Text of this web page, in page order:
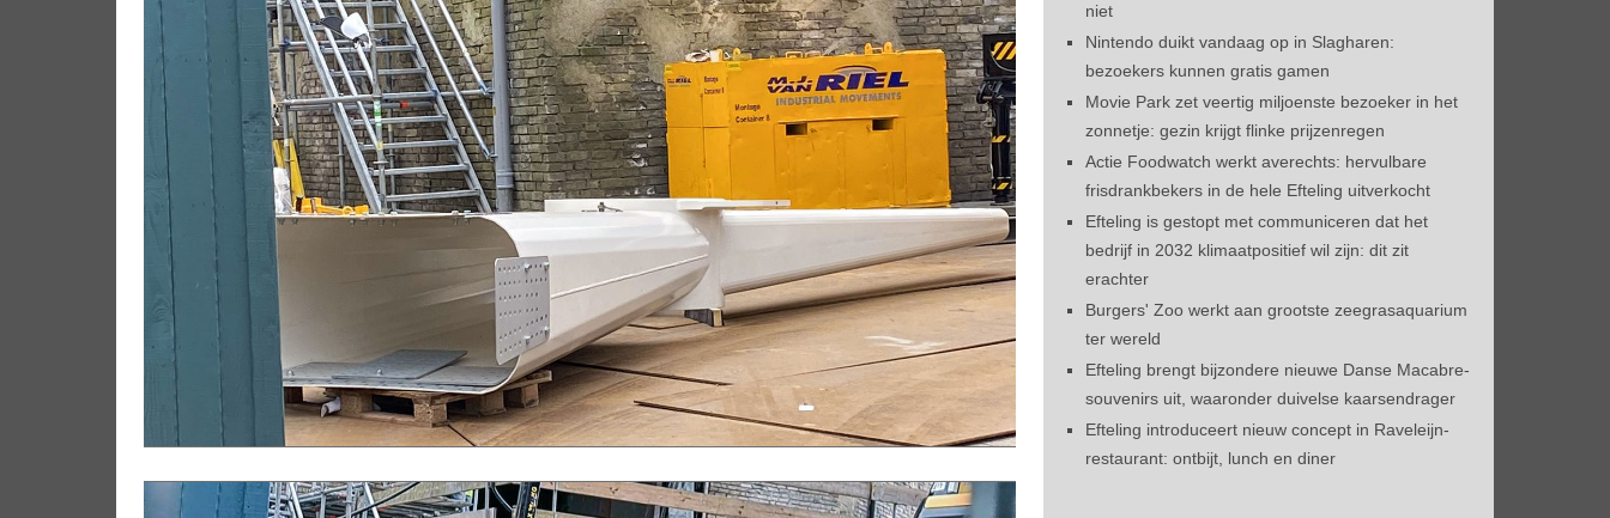
niet
Nintendo duikt vandaag op in Slagharen:
bezoekers kunnen gratis gamen
Movie Park zet veertig miljoenste bezoeker in het
zonnetje: gezin krijgt flinke prijzenregen
Actie Foodwatch werkt averechts: hervulbare
frisdrankbekers in de hele Efteling uitverkocht
Efteling is gestopt met communiceren dat het
bedrijf in 2032 klimaatpositief wil zijn: dit zit
erachter
Burgers' Zoo werkt aan grootste zeegrasaquarium
ter wereld
Efteling brengt bijzondere nieuwe Danse Macabre-
souvenirs uit, waaronder duivelse kaarsendrager
Efteling introduceert nieuw concept in Raveleijn-
restaurant: ontbijt, lunch en diner